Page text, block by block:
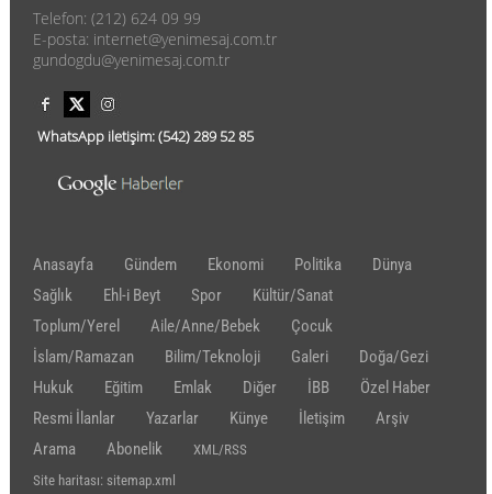
Telefon: (212) 624 09 99
E-posta: internet@yenimesaj.com.tr
gundogdu@yenimesaj.com.tr
WhatsApp iletişim:(542)289 52 85
Anasayfa Gündem Ekonomi Politika
Dünya
Sağlık
Ehl-i Beyt Spor
Kültür/Sanat
Toplum/Yerel
Aile/Anne/Bebek
Çocuk
İslam/Ramazan
Bilim/Teknoloji Galeri
Doğa/Gezi
Hukuk
Eğitim Emlak Diğer İBB
Özel Haber
Resmi İlanlar
Yazarlar Künye İletişim
Arşiv
Arama
Abonelik
XML/RSS
Site haritası: sitemap.xml